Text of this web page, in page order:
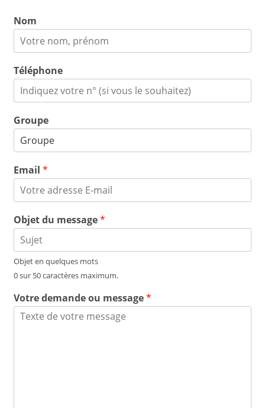
Nom
Téléphone
Groupe
Email*
Objet du message*
Objet en quelques mots
0 sur 50 caractères maximum.
Votre demande ou message*